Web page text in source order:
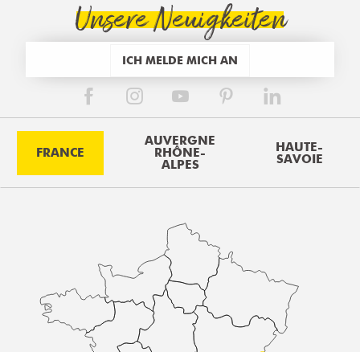
Unsere Neuigkeiten
ICH MELDE MICH AN
FRANCE
AUVERGNE
RHÔNE-
ALPES
HAUTE-
SAVOIE